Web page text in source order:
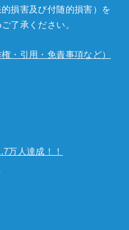
損害及び付随的損害）を
了承ください。
・引用・免責事項など）
万人達成！！